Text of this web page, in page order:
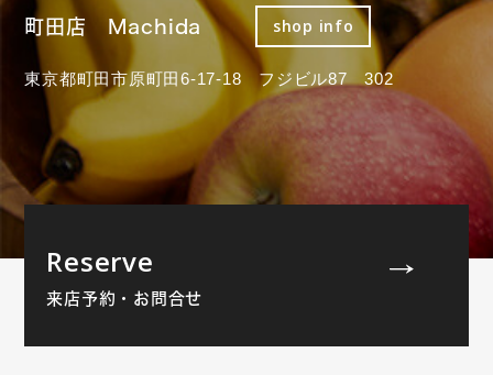
町田店 Machida shop info
東京都町田市原町田6-17-18 フジビル87 302
Reserve
来店予約・お問合せ